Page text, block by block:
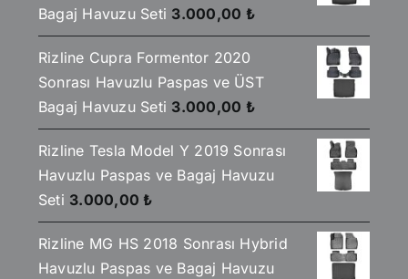
Bagaj Havuzu Seti 3.000,00 ₺
Rizline Cupra Formentor 2020
Sonrası Havuzlu Paspas ve ÜST
Bagaj Havuzu Seti 3.000,00 ₺
Rizline Tesla Model Y 2019 Sonrası
Havuzlu Paspas ve Bagaj Havuzu
Seti 3.000,00 ₺
Rizline MG HS 2018 Sonrası Hybrid
Havuzlu Paspas ve Bagaj Havuzu